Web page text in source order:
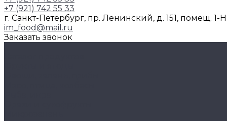
+7 (921) 742 55 33
г. Санкт-Петербург, пр. Ленинский, д. 151, помещ. 1-
im_food@mail.ru
Заказать звонок